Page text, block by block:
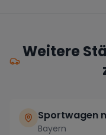
Weitere
Sportwagen
Bayern